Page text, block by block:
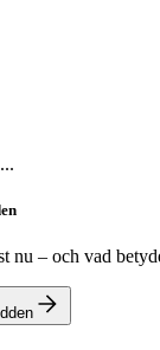
nu – och vad